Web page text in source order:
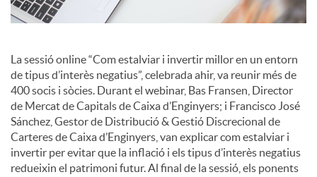
s
La sessió online “Com estalviar i invertir millor en un entorn
de tipus d’interès negatius”, celebrada ahir, va reunir més de
400 socis i sòcies. Durant el webinar, Bas Fransen, Director
de Mercat de Capitals de Caixa d’Enginyers; i Francisco José
Sánchez, Gestor de Distribució & Gestió Discrecional de
Carteres de Caixa d’Enginyers, van explicar com estalviar i
invertir per evitar que la inflació i els tipus d’interès negatius
redueixin el patrimoni futur. Al final de la sessió, els ponents